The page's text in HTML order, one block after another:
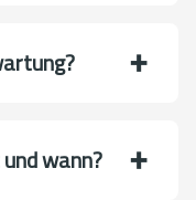
wann?